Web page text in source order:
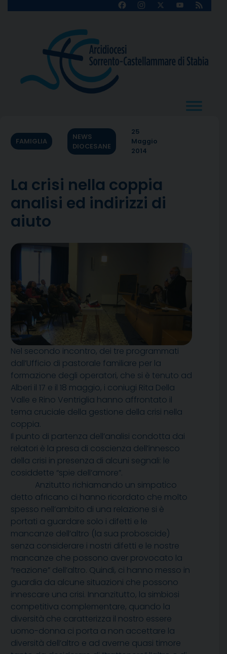
FacebookInstagram
X
YouTube
Feed
FAMIGLIA
NEWS
DIOCESANE
25
Maggio
2014
La crisi nella coppia
analisi ed indirizzi di
aiuto
Nel secondo incontro, dei tre programmati
dall’Ufficio di pastorale familiare per la
formazione degli operatori, che si è tenuto ad
Alberi il 17 e il 18 maggio, i coniugi Rita Della
Valle e Rino Ventriglia hanno affrontato il
tema cruciale della gestione della crisi nella
coppia.
Il punto di partenza dell’analisi condotta dai
relatori è la presa di coscienza dell’innesco
della crisi in presenza di alcuni segnali: le
cosiddette “spie dell’amore”.
Anzitutto richiamando un simpatico
detto africano ci hanno ricordato che molto
spesso nell’ambito di una relazione si è
portati a guardare solo i difetti e le
mancanze dell’altro (la sua proboscide)
senza considerare i nostri difetti e le nostre
mancanze che possono aver provocato la
“reazione” dell’altro. Quindi, ci hanno messo in
guardia da alcune situazioni che possono
innescare una crisi. Innanzitutto, la simbiosi
competitiva complementare, quando la
diversità che caratterizza il nostro essere
uomo-donna ci porta a non accettare la
diversità dell’altro e ad averne quasi timore